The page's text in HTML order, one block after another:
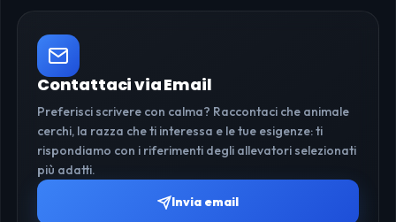
Contattaci via Email
Preferisci scrivere con calma? Raccontaci che animale
cerchi, la razza che ti interessa e le tue esigenze: ti
rispondiamo con i riferimenti degli allevatori selezionati
più adatti.
Invia email